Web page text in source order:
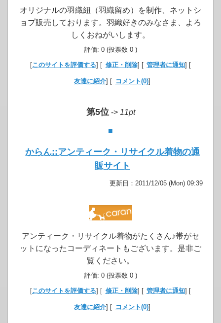
オリジナルの羽織紐（羽織留め）を制作、ネットシ
ョプ販売しております。羽織好きのみなさま、よろ
しくおねがいします。
評価: 0 (投票数 0 )
[このサイトを評価する] [ 修正・削除] [ 管理者に通知] [
友達に紹介] [ コメント(0)]
第5位-> 11pt
■
からん::アンティーク・リサイクル着物の通
販サイト
更新日：2011/12/05 (Mon) 09:39
アンティーク・リサイクル着物がたくさん♪帯がセ
ットになったコーディネートもございます。是非ご
覧ください。
評価: 0 (投票数 0 )
[このサイトを評価する] [ 修正・削除] [ 管理者に通知] [
友達に紹介] [ コメント(0)]